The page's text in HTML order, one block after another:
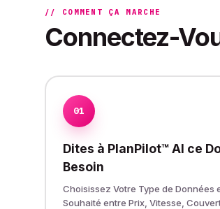
// COMMENT ÇA MARCHE
Connectez-
01
Dites à PlanPilot™ AI ce
Besoin
Choisissez Votre Type de Données
Souhaité entre Prix, Vitesse,